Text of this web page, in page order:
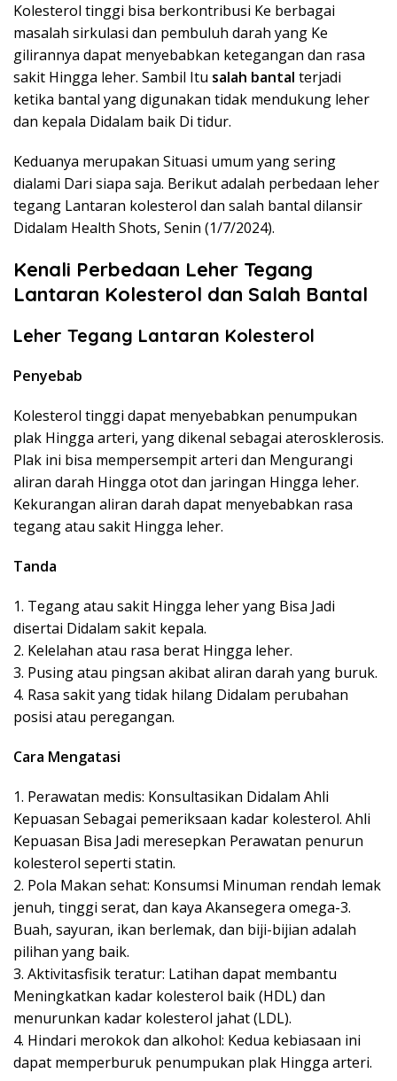
Kolesterol tinggi bisa berkontribusi Ke berbagai
masalah sirkulasi dan pembuluh darah yang Ke
gilirannya dapat menyebabkan ketegangan dan rasa
sakit Hingga leher. Sambil Itu salah bantal terjadi
ketika bantal yang digunakan tidak mendukung leher
dan kepala Didalam baik Di tidur.
Keduanya merupakan Situasi umum yang sering
dialami Dari siapa saja. Berikut adalah perbedaan leher
tegang Lantaran kolesterol dan salah bantal dilansir
Didalam Health Shots, Senin (1/7/2024).
Kenali Perbedaan Leher Tegang
Lantaran Kolesterol dan Salah Bantal
Leher Tegang Lantaran Kolesterol
Penyebab
Kolesterol tinggi dapat menyebabkan penumpukan
plak Hingga arteri, yang dikenal sebagai aterosklerosis.
Plak ini bisa mempersempit arteri dan Mengurangi
aliran darah Hingga otot dan jaringan Hingga leher.
Kekurangan aliran darah dapat menyebabkan rasa
tegang atau sakit Hingga leher.
Tanda
1. Tegang atau sakit Hingga leher yang Bisa Jadi
disertai Didalam sakit kepala.
2. Kelelahan atau rasa berat Hingga leher.
3. Pusing atau pingsan akibat aliran darah yang buruk.
4. Rasa sakit yang tidak hilang Didalam perubahan
posisi atau peregangan.
Cara Mengatasi
1. Perawatan medis: Konsultasikan Didalam Ahli
Kepuasan Sebagai pemeriksaan kadar kolesterol. Ahli
Kepuasan Bisa Jadi meresepkan Perawatan penurun
kolesterol seperti statin.
2. Pola Makan sehat: Konsumsi Minuman rendah lemak
jenuh, tinggi serat, dan kaya Akansegera omega-3.
Buah, sayuran, ikan berlemak, dan biji-bijian adalah
pilihan yang baik.
3. Aktivitasfisik teratur: Latihan dapat membantu
Meningkatkan kadar kolesterol baik (HDL) dan
menurunkan kadar kolesterol jahat (LDL).
4. Hindari merokok dan alkohol: Kedua kebiasaan ini
dapat memperburuk penumpukan plak Hingga arteri.